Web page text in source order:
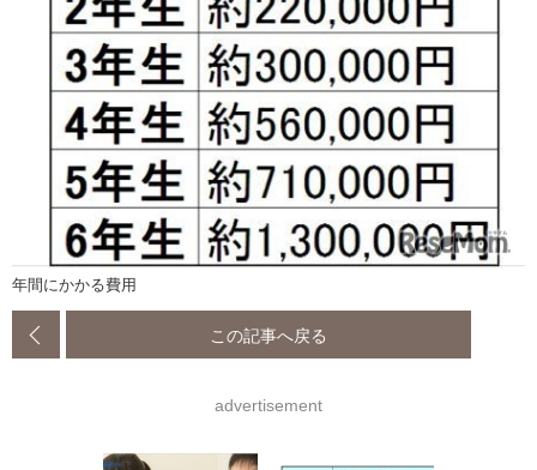
年間にかかる費用
この記事へ戻る
advertisement